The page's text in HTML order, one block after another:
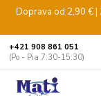
Doprava od 2,90 € |
+421 908 861 051
(Po - Pia 7:30-15:30)